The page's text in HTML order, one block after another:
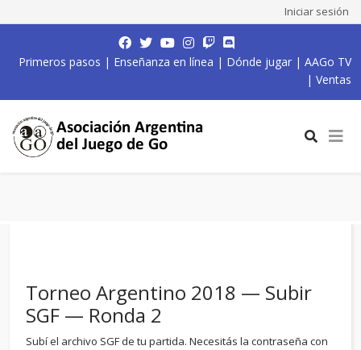
Iniciar sesión
Primeros pasos | Enseñanza en línea | Dónde jugar | AAGo TV
| Ventas
Torneo Argentino 2018 — Subir
SGF — Ronda 2
Subí el archivo SGF de tu partida. Necesitás la contraseña con